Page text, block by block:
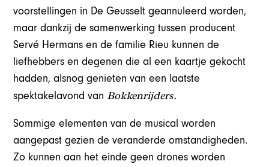
voorstellingen in De Geusselt geannuleerd worden,
maar dankzij de samenwerking tussen producent
Servé Hermans en de familie Rieu kunnen de
liefhebbers en degenen die al een kaartje gekocht
hadden, alsnog genieten van een laatste
spektakelavond vanBokkenrijders.
Sommige elementen van de musical worden
aangepast gezien de veranderde omstandigheden.
Zo kunnen aan het einde geen drones worden